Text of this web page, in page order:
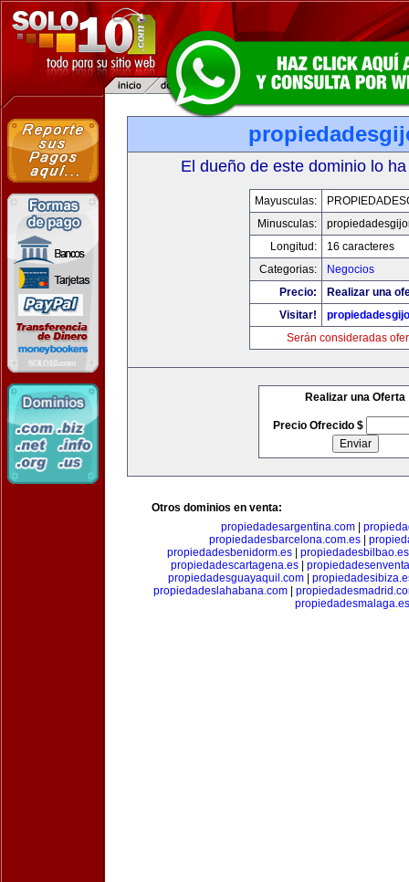
El dueño de este dominio lo
Mayusculas:
Minusculas:
Longitud:
16 caracteres
Categorias:
Negocios
Precio:
Realizar una
Visitar!
Serán consideradas
Realizar una Oferta
Precio Ofrecido $
Otros dominios en venta:
propiedadesargentina.com|
propiedadesbarcelona.com.es|
propiedadesbenidorm.es
propiedadesbilbao.es
propiedadescartagena.es|
propiedadesguayaquil.com
propiedadeslahabana.com|
propiedadesmalaga.es